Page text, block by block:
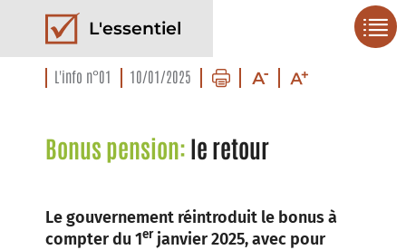
L'essentiel
L'info n°01 10/01/2025
Bonus pension: le retour
Le gouvernement réintroduit le bonus à
compter du 1er janvier 2025, avec pour